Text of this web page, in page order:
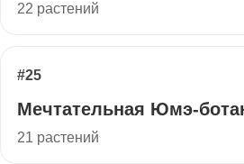
22 растений
#25
Мечтательная Юмэ-
21 растений